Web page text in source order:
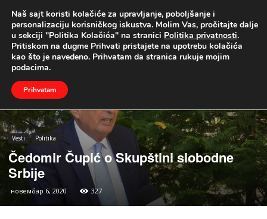
UŽIVO
Naslovna Vesti Politika
Vesti Politika
Čedomir Čupić o Skupštini slobodne
Srbije
новембар 6, 2020 327
Naš sajt koristi kolačiće za upravljanje, poboljšanje i
personalizaciju korisničkog iskustva. Molim Vas, pročitajte dalje
u sekciji "Politika Kolačića" na stranici Politika privatnosti.
Pritiskom na dugme Prihvati pristajete na upotrebu kolačića
kao što je navedeno. Prihvatam da stranica rukuje mojim
podacima.
Prihvatam